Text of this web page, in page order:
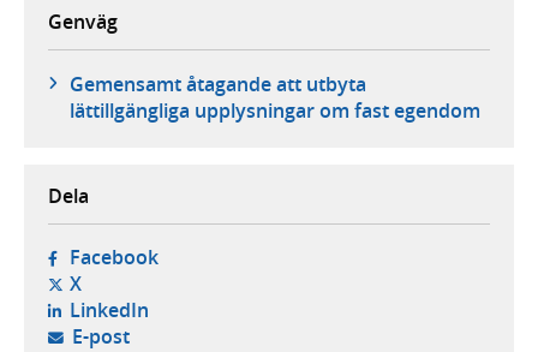
Genväg
Gemensamt åtagande att utbyta
lättillgängliga upplysningar om fast egendom
Dela
Facebook- öppnas i ny flik, extern webbplats,
X- öppnas i ny flik, extern webbplats,
LinkedIn- öppnas i ny flik, extern webbplats,
E-post- öppnar din e-postklient,